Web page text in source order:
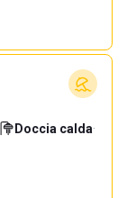
Doccia calda·